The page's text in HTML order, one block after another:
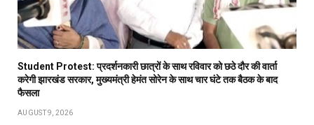
Student Protest: प्रदर्शनकारी छात्रों के साथ रविवार को छठे दौर की वार्ता
करेगी झारखंड सरकार, मुख्यमंत्री हेमंत सोरेन के साथ चार घंटे तक बैठक के बाद
फैसला
AUGUST 9, 2026